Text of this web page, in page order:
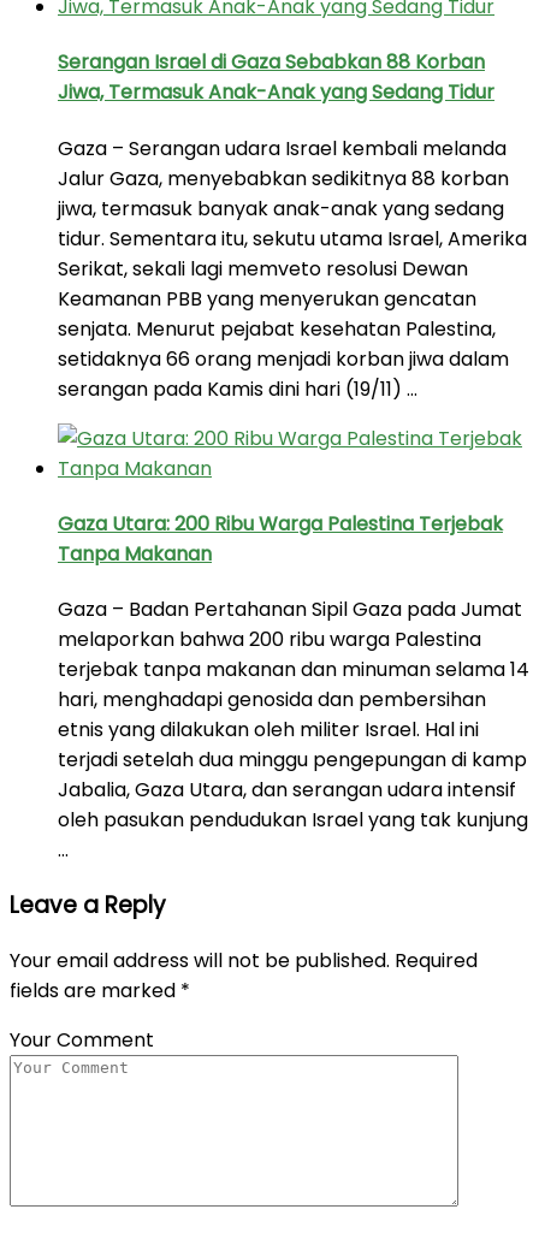
Serangan Israel di Gaza Sebabkan 88 Korban
Jiwa, Termasuk Anak-Anak yang Sedang Tidur
Gaza – Serangan udara Israel kembali melanda
Jalur Gaza, menyebabkan sedikitnya 88 korban
jiwa, termasuk banyak anak-anak yang sedang
tidur. Sementara itu, sekutu utama Israel, Amerika
Serikat, sekali lagi memveto resolusi Dewan
Keamanan PBB yang menyerukan gencatan
senjata. Menurut pejabat kesehatan Palestina,
setidaknya 66 orang menjadi korban jiwa dalam
serangan pada Kamis dini hari (19/11) …
Gaza Utara: 200 Ribu Warga Palestina Terjebak
Tanpa Makanan
Gaza – Badan Pertahanan Sipil Gaza pada Jumat
melaporkan bahwa 200 ribu warga Palestina
terjebak tanpa makanan dan minuman selama 14
hari, menghadapi genosida dan pembersihan
etnis yang dilakukan oleh militer Israel. Hal ini
terjadi setelah dua minggu pengepungan di kamp
Jabalia, Gaza Utara, dan serangan udara intensif
oleh pasukan pendudukan Israel yang tak kunjung
…
Leave a Reply
Your email address will not be published. Required
fields are marked *
Your Comment